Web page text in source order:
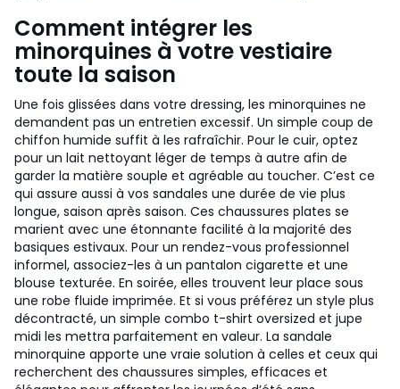
Comment intégrer les
minorquines à votre vestiaire
toute la saison
Une fois glissées dans votre dressing, les minorquines ne
demandent pas un entretien excessif. Un simple coup de
chiffon humide suffit à les rafraîchir. Pour le cuir, optez
pour un lait nettoyant léger de temps à autre afin de
garder la matière souple et agréable au toucher. C’est ce
qui assure aussi à vos sandales une durée de vie plus
longue, saison après saison. Ces chaussures plates se
marient avec une étonnante facilité à la majorité des
basiques estivaux. Pour un rendez-vous professionnel
informel, associez-les à un pantalon cigarette et une
blouse texturée. En soirée, elles trouvent leur place sous
une robe fluide imprimée. Et si vous préférez un style plus
décontracté, un simple combo t-shirt oversized et jupe
midi les mettra parfaitement en valeur. La sandale
minorquine apporte une vraie solution à celles et ceux qui
recherchent des chaussures simples, efficaces et